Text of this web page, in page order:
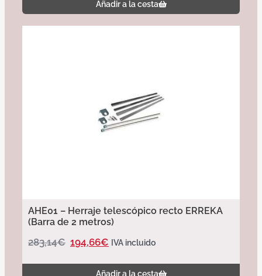
Añadir a la cesta
AHE01 – Herraje telescópico recto ERREKA
(Barra de 2 metros)
283,14€ 194,66€ IVA incluido
Añadir a la cesta